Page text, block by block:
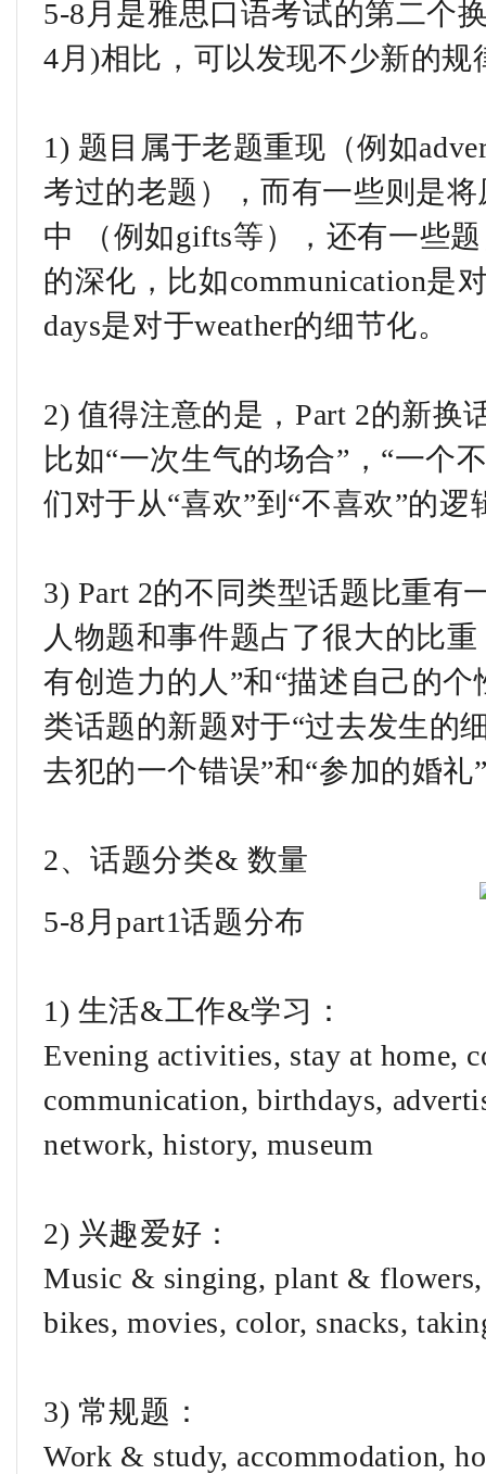
5-8月是雅思口语考试的第二个
4月)相比，可以发现不少新的规
1) 题目属于老题重现（例如
考过的老题），而有一些则是
中 （例如gifts等），还有一些
的深化，比如communication是
days是对于weather的细节化。
2) 值得注意的是，Part 2的新换
比如“一次生气的场合”，“一个
们对于从“喜欢”到“不喜欢”的
3) Part 2的不同类型话题比重有
人物题和事件题占了很大的比
有创造力的人”和“描述自己的
类话题的新题对于“过去发生的
去犯的一个错误”和“参加的婚礼
2、话题分类& 数量
5-8月part1话题分布
1) 生活&工作&学习：
Evening activities, stay at home,
communication, birthdays,
network, history, museum
2) 兴趣爱好：
Music & singing, plant & flowers,
bikes, movies, color, snacks,
3) 常规题：
Work & study, accommodation,